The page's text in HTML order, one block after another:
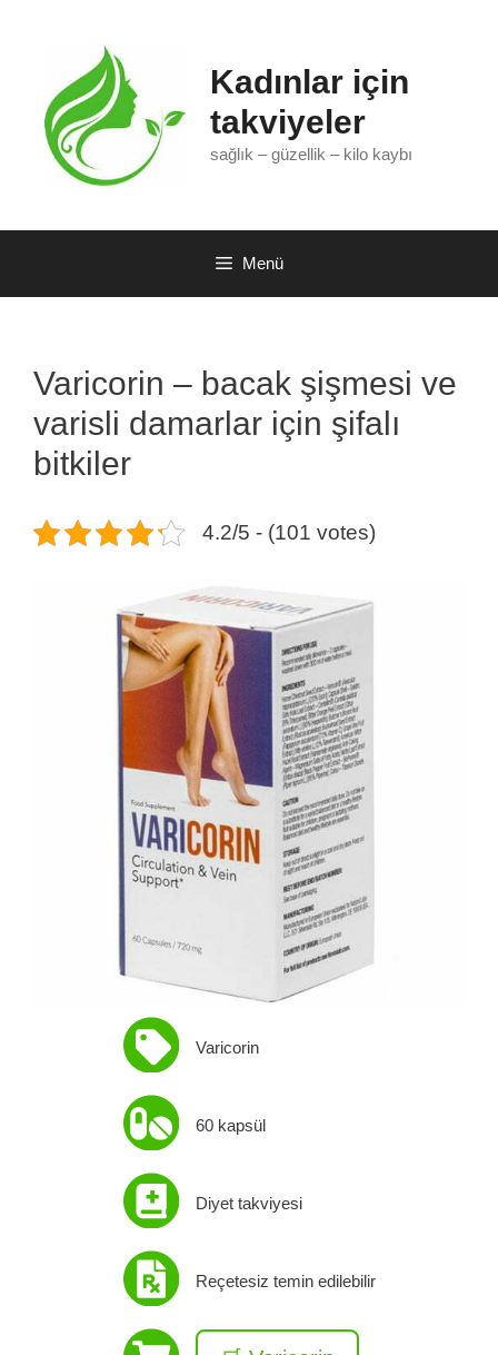
Kadınlar için
takviyeler
sağlık – güzellik – kilo kaybı
Menü
Varicorin – bacak şişmesi ve
varisli damarlar için şifalı
bitkiler
4.2/5 - (101 votes)
Varicorin
60 kapsül
Diyet takviyesi
Reçetesiz temin edilebilir